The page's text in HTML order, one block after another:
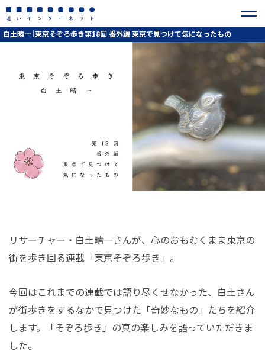
白土晴一｜東京そぞろ歩き第18回 番外編 東京で見つけて気になったもの
リサーチャー・白土晴一さんが、心のおもむくまま東京の
街を歩き回る連載「東京そぞろ歩き」。
今回はこれまでの連載では語り尽くせなかった、白土さん
が街歩きをするなかで見つけた「奇妙なもの」たちを紹介
します。「そぞろ歩き」の真の楽しみを語っていただきま
した。